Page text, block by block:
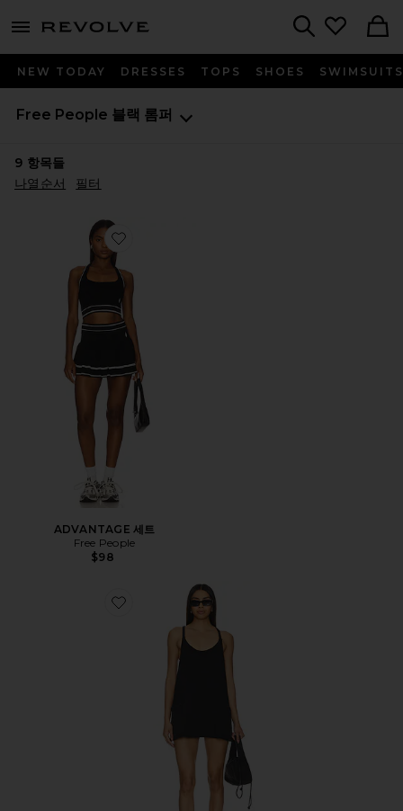
menu - shows more content
NEW TODAY DRESSES TOPS SHOES SWIMSUITS
Free People 블랙 롬퍼
9 항목들
나열순서
필터
Favorite ADVANTAGE 세트
ADVANTAGE 세트
Free People
$98
Favorite FP MOVEMENT HOT SHOT 미니